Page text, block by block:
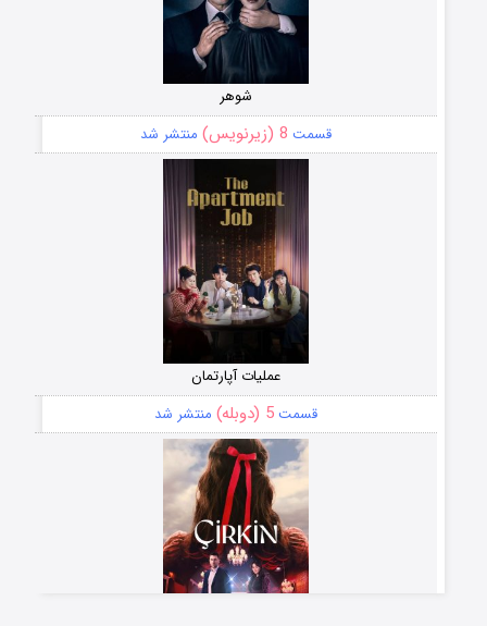
شوهر
قسمت 8 (زیرنویس) منتشر شد
عملیات آپارتمان
قسمت5 (دوبله) منتشر شد